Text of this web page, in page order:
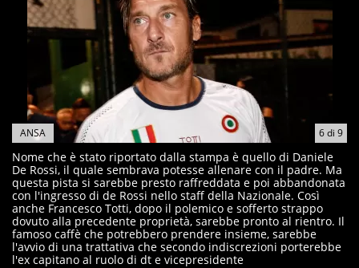
6di 9
ANSA
Nome che è stato riportato dalla stampa è quello di Daniele
De Rossi, il quale sembrava potesse allenare con il padre. Ma
questa pista si sarebbe presto raffreddata e poi abbandonata
con l'ingresso di de Rossi nello staff della Nazionale. Così
anche Francesco Totti, dopo il polemico e sofferto strappo
dovuto alla precedente proprietà, sarebbe pronto al rientro. Il
famoso caffè che potrebbero prendere insieme, sarebbe
l'avvio di una trattativa che secondo indiscrezioni porterebbe
l'ex capitano al ruolo di dt e vicepresidente